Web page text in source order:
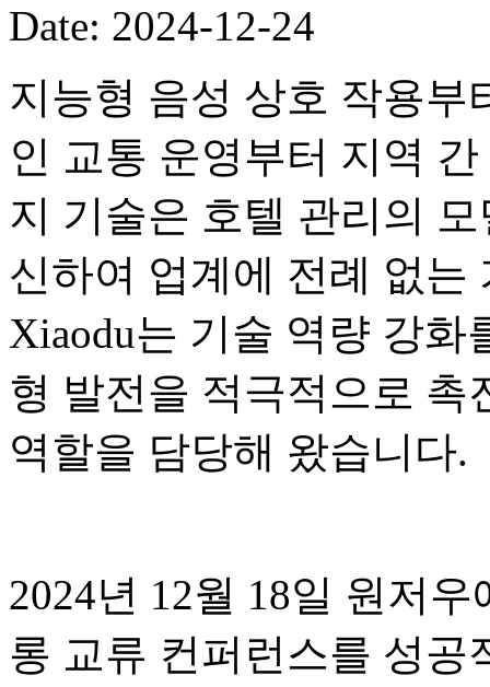
Date: 2024-12-24
지능형 음성 상호 작용부
인 교통 운영부터 지역
지 기술은 호텔 관리의
신하여 업계에 전례 없는
Xiaodu는 기술 역량 강
형 발전을 적극적으로 촉
역할을 담당해 왔습니다.
2024년 12월 18일 원저
롱 교류 컨퍼런스를 성공